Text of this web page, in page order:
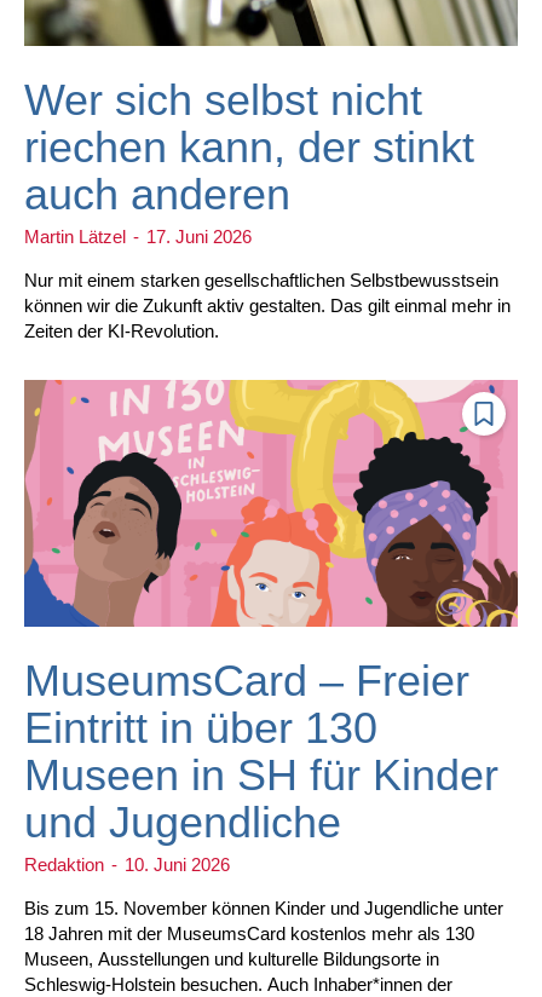
Wer sich selbst nicht
riechen kann, der stinkt
auch anderen
Martin Lätzel - 17. Juni 2026
Nur mit einem starken gesellschaftlichen Selbstbewusstsein
können wir die Zukunft aktiv gestalten. Das gilt einmal mehr in
Zeiten der KI-Revolution.
MuseumsCard – Freier
Eintritt in über 130
Museen in SH für Kinder
und Jugendliche
Redaktion - 10. Juni 2026
Bis zum 15. November können Kinder und Jugendliche unter
18 Jahren mit der MuseumsCard kostenlos mehr als 130
Museen, Ausstellungen und kulturelle Bildungsorte in
Schleswig-Holstein besuchen. Auch Inhaber*innen der